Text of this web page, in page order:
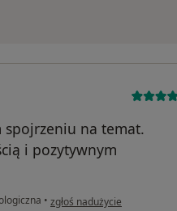
na temat.
i pozytywnym
• w opinii użytkownika OB
zgłoś nadużycie